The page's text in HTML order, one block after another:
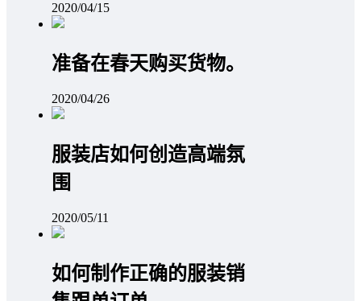
2020/04/15
准备在春天购买货物。
2020/04/26
服装店如何创造高端氛
围
2020/05/11
如何制作正确的服装销